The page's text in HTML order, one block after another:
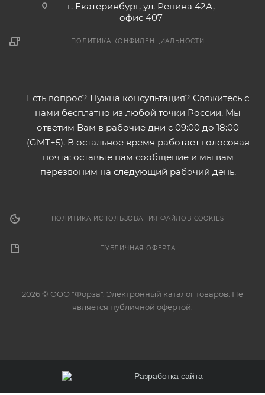
г. Екатеринбург, ул. Репина 42А,
офис 407
ПОЛИТИКА КОНФИДЕНЦИАЛЬНОСТИ
Есть вопрос? Нужна консультация? Свяжитесь с
нами бесплатно из любой точки России. Мы
ответим Вам в рабочие дни с 09:00 до 18:00
(GMT+5). В остальное время работает голосовая
почта: оставьте нам сообщение и мы вам
перезвоним на следующий рабочий день.
ПОЛИТИКА ИСПОЛЬЗОВАНИЯ ФАЙЛОВ COOKIES
ПУБЛИЧНАЯ ОФЕРТА
2026 © ООО "Форза". Электронный каталог товаров. Не
является публичной офертой.
Разработка сайта